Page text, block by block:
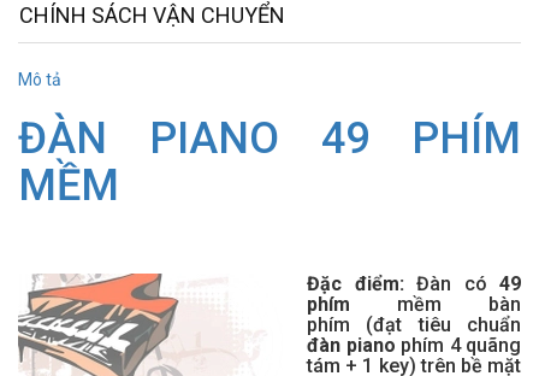
CHÍNH SÁCH VẬN CHUYỂN
Mô tả
ĐÀN PIANO 49 PHÍM
MỀM
Đặc điểm: Đàn có 49
phím mềm bàn
phím (đạt tiêu chuẩn
đàn piano phím 4 quãng
tám + 1 key) trên bề mặt